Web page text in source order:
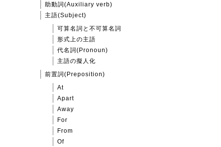
助動詞(Auxiliary verb)
主語(Subject)
可算名詞と不可算名詞
形式上の主語
代名詞(Pronoun)
主語の擬人化
前置詞(Preposition)
At
Apart
Away
For
From
Of